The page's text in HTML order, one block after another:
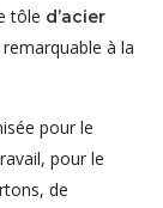
tôle d’acier
à la
pour le
pour le
de